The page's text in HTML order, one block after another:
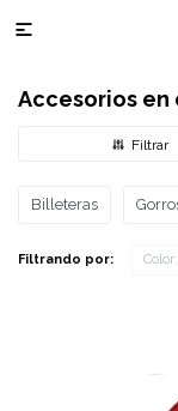

Accesorios en
Billeteras
Filtrando por: Color: